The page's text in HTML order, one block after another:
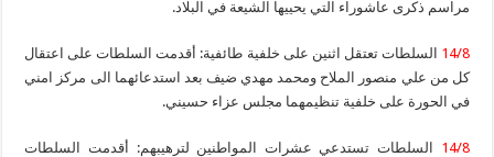
مراسم ذكرى عاشوراء التي يحييها الشيعة في البلاد.
14/8 السلطات تعتقل اثنين على خلفية طائفية: أقدمت السلطات على اعتقال
كل من علي منصور الملاح ومحمد مهدي ضيف بعد استدعائهما الى مركز امني
في الحورة على خلفية تنظيمهما مجلس عزاء حسيني.
14/8 السلطات تستدعي عشرات المواطنين لترهيبهم: أقدمت السلطات